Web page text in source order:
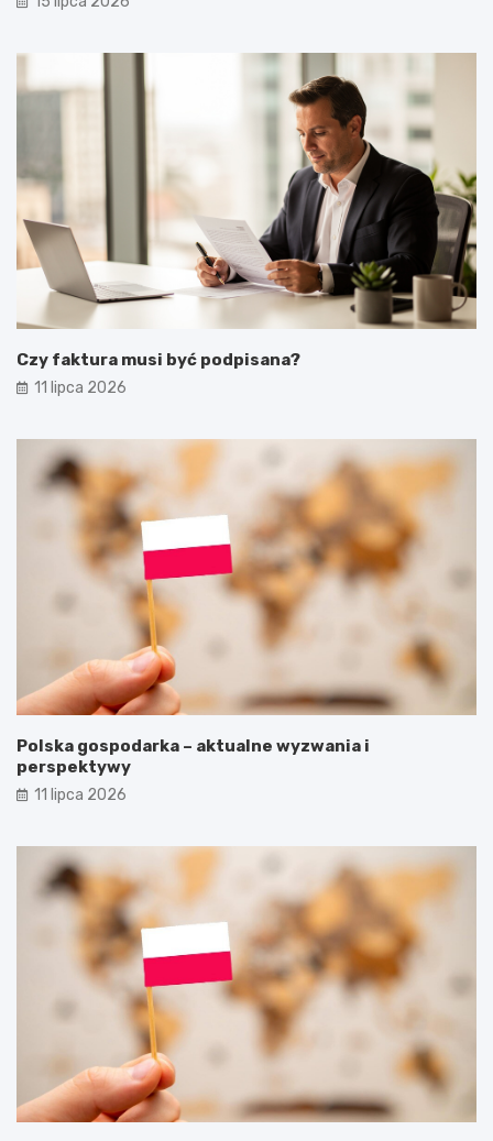
Czy faktura musi być podpisana?
11 lipca 2026
Polska gospodarka – aktualne wyzwania i
perspektywy
11 lipca 2026